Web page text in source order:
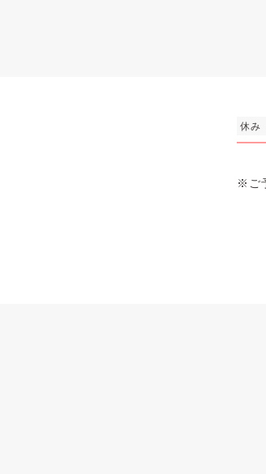
休み
※ご